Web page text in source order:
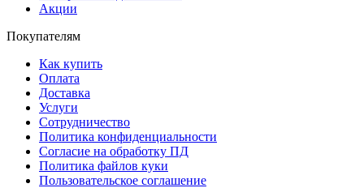
Акции
Покупателям
Как купить
Оплата
Доставка
Услуги
Сотрудничество
Политика конфиденциальности
Согласие на обработку ПД
Политика файлов куки
Пользовательское соглашение